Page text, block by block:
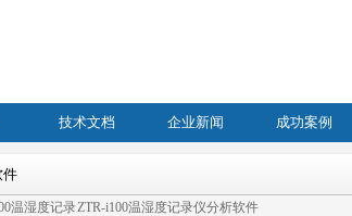
技术文档 企业新闻 成功案例
件
ZTR-i100温湿度记录仪分析软件